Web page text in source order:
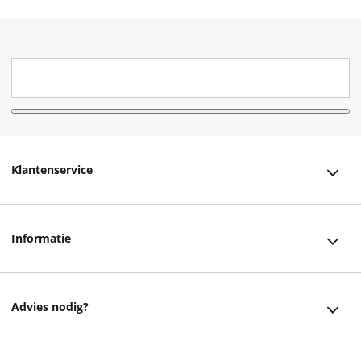
Klantenservice
Informatie
Advies nodig?